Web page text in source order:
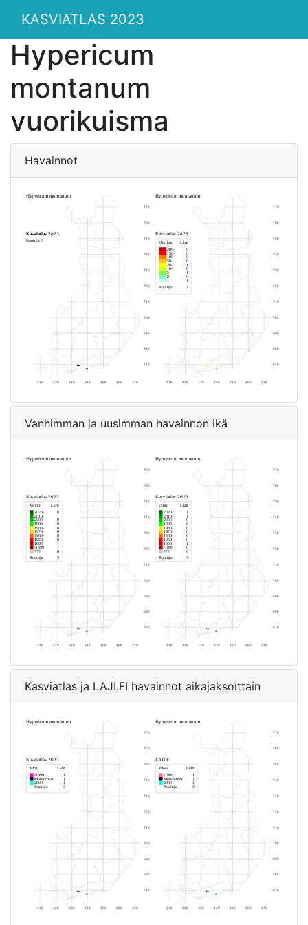
KASVIATLAS 2023
Hypericum
montanum
vuorikuisma
Havainnot
Vanhimman ja uusimman havainnon ikä
Kasviatlas ja LAJI.FI havainnot aikajaksoittain